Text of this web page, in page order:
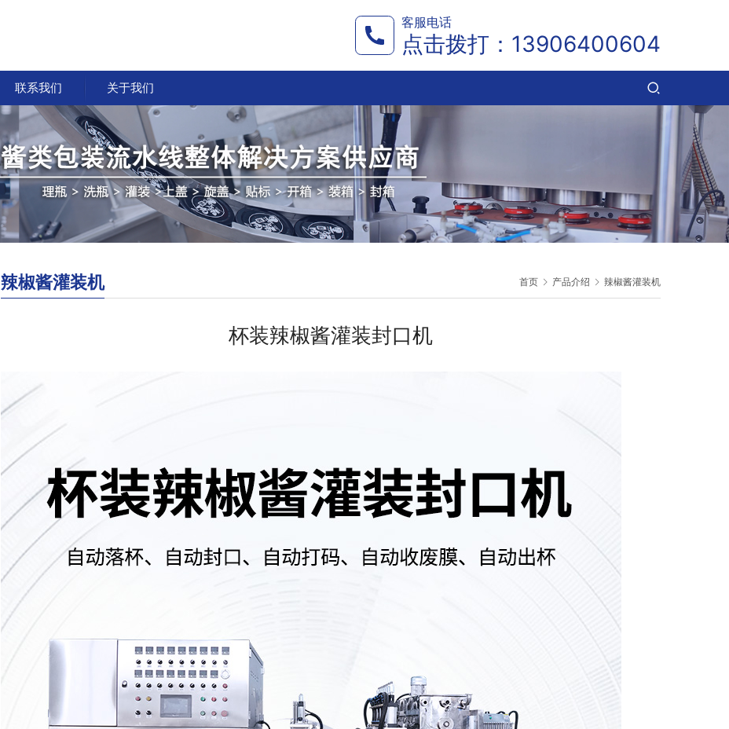
客服电话
点击拨打： 13906400604
联系我们 关于我们
首页 产品介绍 辣椒酱灌装机
辣椒酱灌装机
杯装辣椒酱灌装封口机